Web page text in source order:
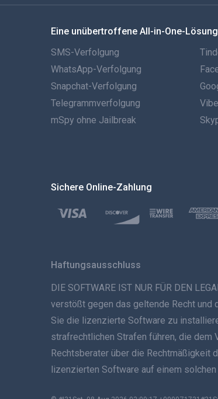
Eine unübertroffene All-in-One-
SMS-Verfolgung
WhatsApp-Verfolgung
Snapchat-Verfolgung
Telegrammverfolgung
mSpy ohne Jailbreak
Sichere Online-Zahlung
Haftungsausschluss
DIE SOFTWARE IST NUR FÜR DEN
verstößt gegen das geltende Recht und
Sie die lizenzierte Software zu
strafrechtlichen Strafen führen, die
Rechtsberater über die Rechtmäßigkeit
lizenzierten Software auf einem